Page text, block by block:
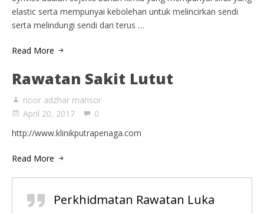
elastic serta mempunyai kebolehan untuk melincirkan sendi
serta melindungi sendi dari terus …
Read More
Rawatan Sakit Lutut
noor adzhar mansor
April 20, 2017
0
http://www.klinikputrapenaga.com
Read More
Perkhidmatan Rawatan Luka